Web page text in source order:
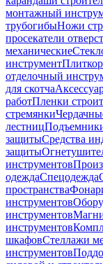
монтажный
трубогибыНожи
просекатели
механические
инструмент
отделочный
для скотча
работПленки
стремянки
лестниц
защитыСредства
защиты
инструментов
одеждаСпецодежда
пространства
инструментов
инструментов
инструментов
шкафовСтеллажи
инструментов